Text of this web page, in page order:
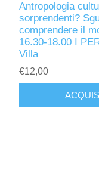
Antropologia
sorprendenti?
comprendere il
16.30-18.00 I
Villa
€12,00